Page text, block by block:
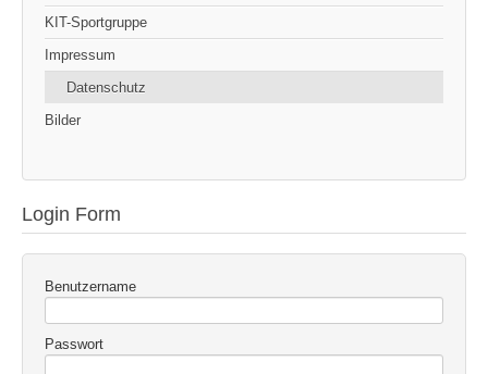
KIT-Sportgruppe
Impressum
Datenschutz
Bilder
Login Form
Benutzername
Passwort